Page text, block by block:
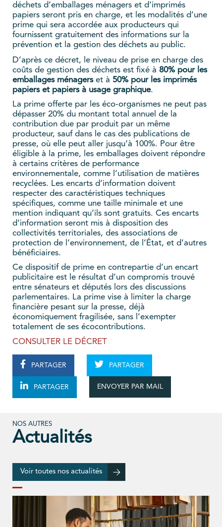
déchets d’emballages ménagers et d’imprimés
papiers seront pris en charge, et les modalités d’une
prime qui sera accordée aux producteurs qui
fournissent gratuitement des informations sur la
prévention et la gestion des déchets au public.
D’après ce décret, le niveau de prise en charge des
coûts de gestion des déchets est fixé à 80% pour les
emballages ménagerset à 50% pour les imprimés
papiers et papiers à usage graphique.
La prime offerte par les éco-organismes ne peut pas
dépasser 20% du montant total annuel de la
contribution due par produit par un même
producteur, sauf dans le cas des publications de
presse, où elle peut aller jusqu’à 100%. Pour être
éligible à la prime, les emballages doivent répondre
à certains critères de performance
environnementale, comme l’utilisation de matières
recyclées. Les encarts d’information doivent
respecter des caractéristiques techniques
spécifiques, comme une taille minimale et une
mention indiquant qu’ils sont gratuits. Ces encarts
d’information seront mis à disposition des
collectivités territoriales, des associations de
protection de l’environnement, de l’État, et d’autres
bénéficiaires.
Ce dispositif de prime en contrepartie d’un encart
publicitaire est le résultat d’un compromis trouvé
entre sénateurs et députés lors des discussions
parlementaires. La prime vise à limiter la charge
financière pesant sur la presse, déjà
économiquement fragilisée, sans l’exempter
totalement de ses écocontributions.
CONSULTER LE DÉCRET
PARTAGER PARTAGER
PARTAGER ENVOYER PAR MAIL
NOS AUTRES
Actualités
Voir toutes nos actualités